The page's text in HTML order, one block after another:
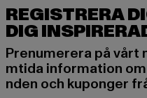
REGISTRERA
DIG
Prenumerera på vårt
mtida information
nden och kuponger